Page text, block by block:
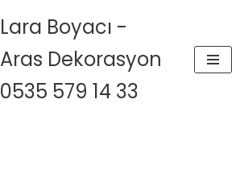
Lara Boyacı -
Aras Dekorasyon
0535 579 14 33